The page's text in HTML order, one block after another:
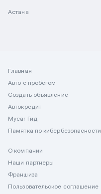
Астана
Главная
Авто с пробегом
Создать объявление
Автокредит
Mycar Гид
Памятка по кибербезопасности
О компании
Наши партнеры
Франшиза
Пользовательское соглашение